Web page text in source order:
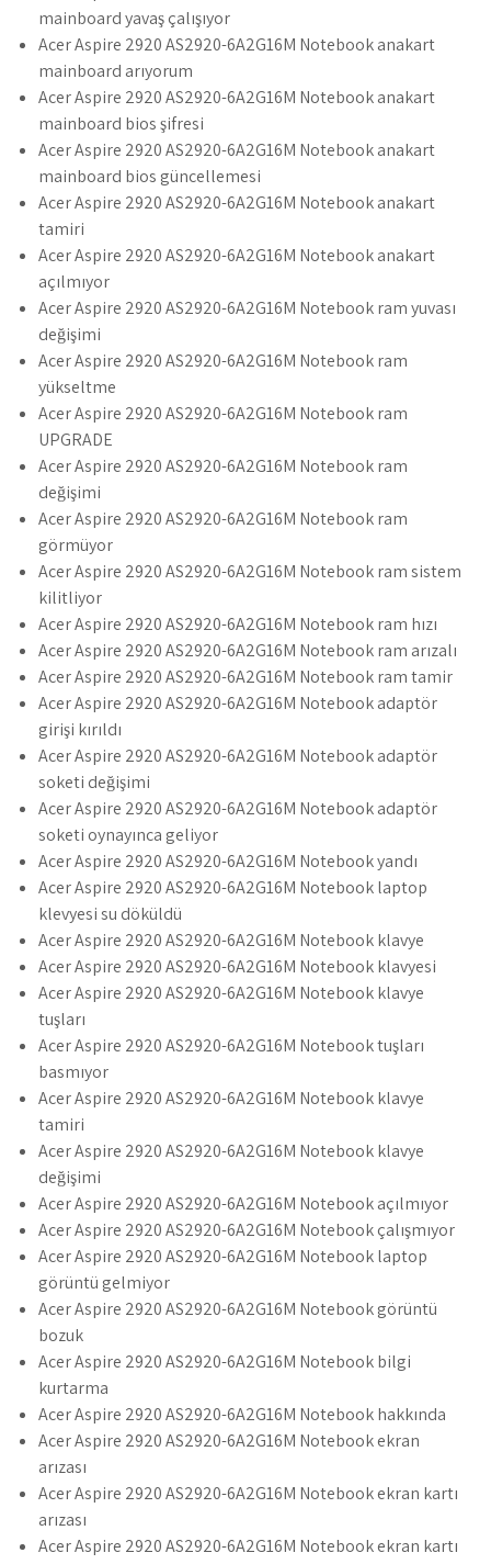
mainboard yavaş çalışıyor
Acer Aspire 2920 AS2920-6A2G16M Notebook anakart
mainboard arıyorum
Acer Aspire 2920 AS2920-6A2G16M Notebook anakart
mainboard bios şifresi
Acer Aspire 2920 AS2920-6A2G16M Notebook anakart
mainboard bios güncellemesi
Acer Aspire 2920 AS2920-6A2G16M Notebook anakart
tamiri
Acer Aspire 2920 AS2920-6A2G16M Notebook anakart
açılmıyor
Acer Aspire 2920 AS2920-6A2G16M Notebook ram yuvası
değişimi
Acer Aspire 2920 AS2920-6A2G16M Notebook ram
yükseltme
Acer Aspire 2920 AS2920-6A2G16M Notebook ram
UPGRADE
Acer Aspire 2920 AS2920-6A2G16M Notebook ram
değişimi
Acer Aspire 2920 AS2920-6A2G16M Notebook ram
görmüyor
Acer Aspire 2920 AS2920-6A2G16M Notebook ram sistem
kilitliyor
Acer Aspire 2920 AS2920-6A2G16M Notebook ram hızı
Acer Aspire 2920 AS2920-6A2G16M Notebook ram arızalı
Acer Aspire 2920 AS2920-6A2G16M Notebook ram tamir
Acer Aspire 2920 AS2920-6A2G16M Notebook adaptör
girişi kırıldı
Acer Aspire 2920 AS2920-6A2G16M Notebook adaptör
soketi değişimi
Acer Aspire 2920 AS2920-6A2G16M Notebook adaptör
soketi oynayınca geliyor
Acer Aspire 2920 AS2920-6A2G16M Notebook yandı
Acer Aspire 2920 AS2920-6A2G16M Notebook laptop
klevyesi su döküldü
Acer Aspire 2920 AS2920-6A2G16M Notebook klavye
Acer Aspire 2920 AS2920-6A2G16M Notebook klavyesi
Acer Aspire 2920 AS2920-6A2G16M Notebook klavye
tuşları
Acer Aspire 2920 AS2920-6A2G16M Notebook tuşları
basmıyor
Acer Aspire 2920 AS2920-6A2G16M Notebook klavye
tamiri
Acer Aspire 2920 AS2920-6A2G16M Notebook klavye
değişimi
Acer Aspire 2920 AS2920-6A2G16M Notebook açılmıyor
Acer Aspire 2920 AS2920-6A2G16M Notebook çalışmıyor
Acer Aspire 2920 AS2920-6A2G16M Notebook laptop
görüntü gelmiyor
Acer Aspire 2920 AS2920-6A2G16M Notebook görüntü
bozuk
Acer Aspire 2920 AS2920-6A2G16M Notebook bilgi
kurtarma
Acer Aspire 2920 AS2920-6A2G16M Notebook hakkında
Acer Aspire 2920 AS2920-6A2G16M Notebook ekran
arızası
Acer Aspire 2920 AS2920-6A2G16M Notebook ekran kartı
arızası
Acer Aspire 2920 AS2920-6A2G16M Notebook ekran kartı